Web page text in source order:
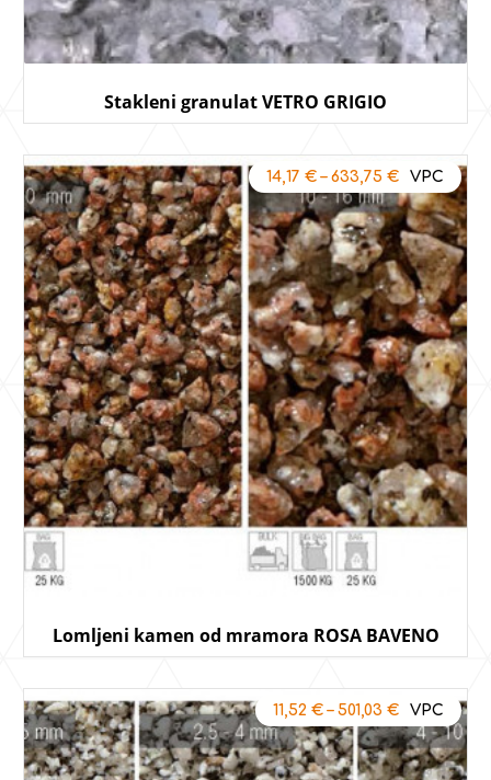
Stakleni granulat VETRO GRIGIO
Lomljeni kamen od mramora ROSA BAVENO
14,17 €– 633,75 €
11,52 €– 501,03 €